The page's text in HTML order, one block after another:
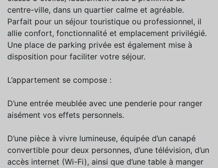
centre-ville, dans un quartier calme et agréable.
Parfait pour un séjour touristique ou professionnel, il
allie confort, fonctionnalité et emplacement privilégié.
Une place de parking privée est également mise à
disposition pour faciliter votre séjour.
L’appartement se compose :
D’une entrée meublée avec une penderie pour ranger
aisément vos effets personnels.
D’une pièce à vivre lumineuse, équipée d’un canapé
convertible pour deux personnes, d’une télévision, d’un
accès internet (Wi-Fi), ainsi que d’une table à manger